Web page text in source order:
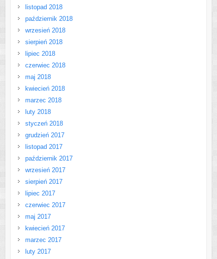
listopad 2018
październik 2018
wrzesień 2018
sierpień 2018
lipiec 2018
czerwiec 2018
maj 2018
kwiecień 2018
marzec 2018
luty 2018
styczeń 2018
grudzień 2017
listopad 2017
październik 2017
wrzesień 2017
sierpień 2017
lipiec 2017
czerwiec 2017
maj 2017
kwiecień 2017
marzec 2017
luty 2017